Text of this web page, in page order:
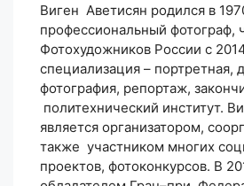
Виген Аветисян родился в
профессиональный фотограф,
Фотохудожников России с
специализация – портретная,
фотография, репортаж,
политехнический институт.
является организатором,
также участником многих
проектов, фотоконкурсов. В